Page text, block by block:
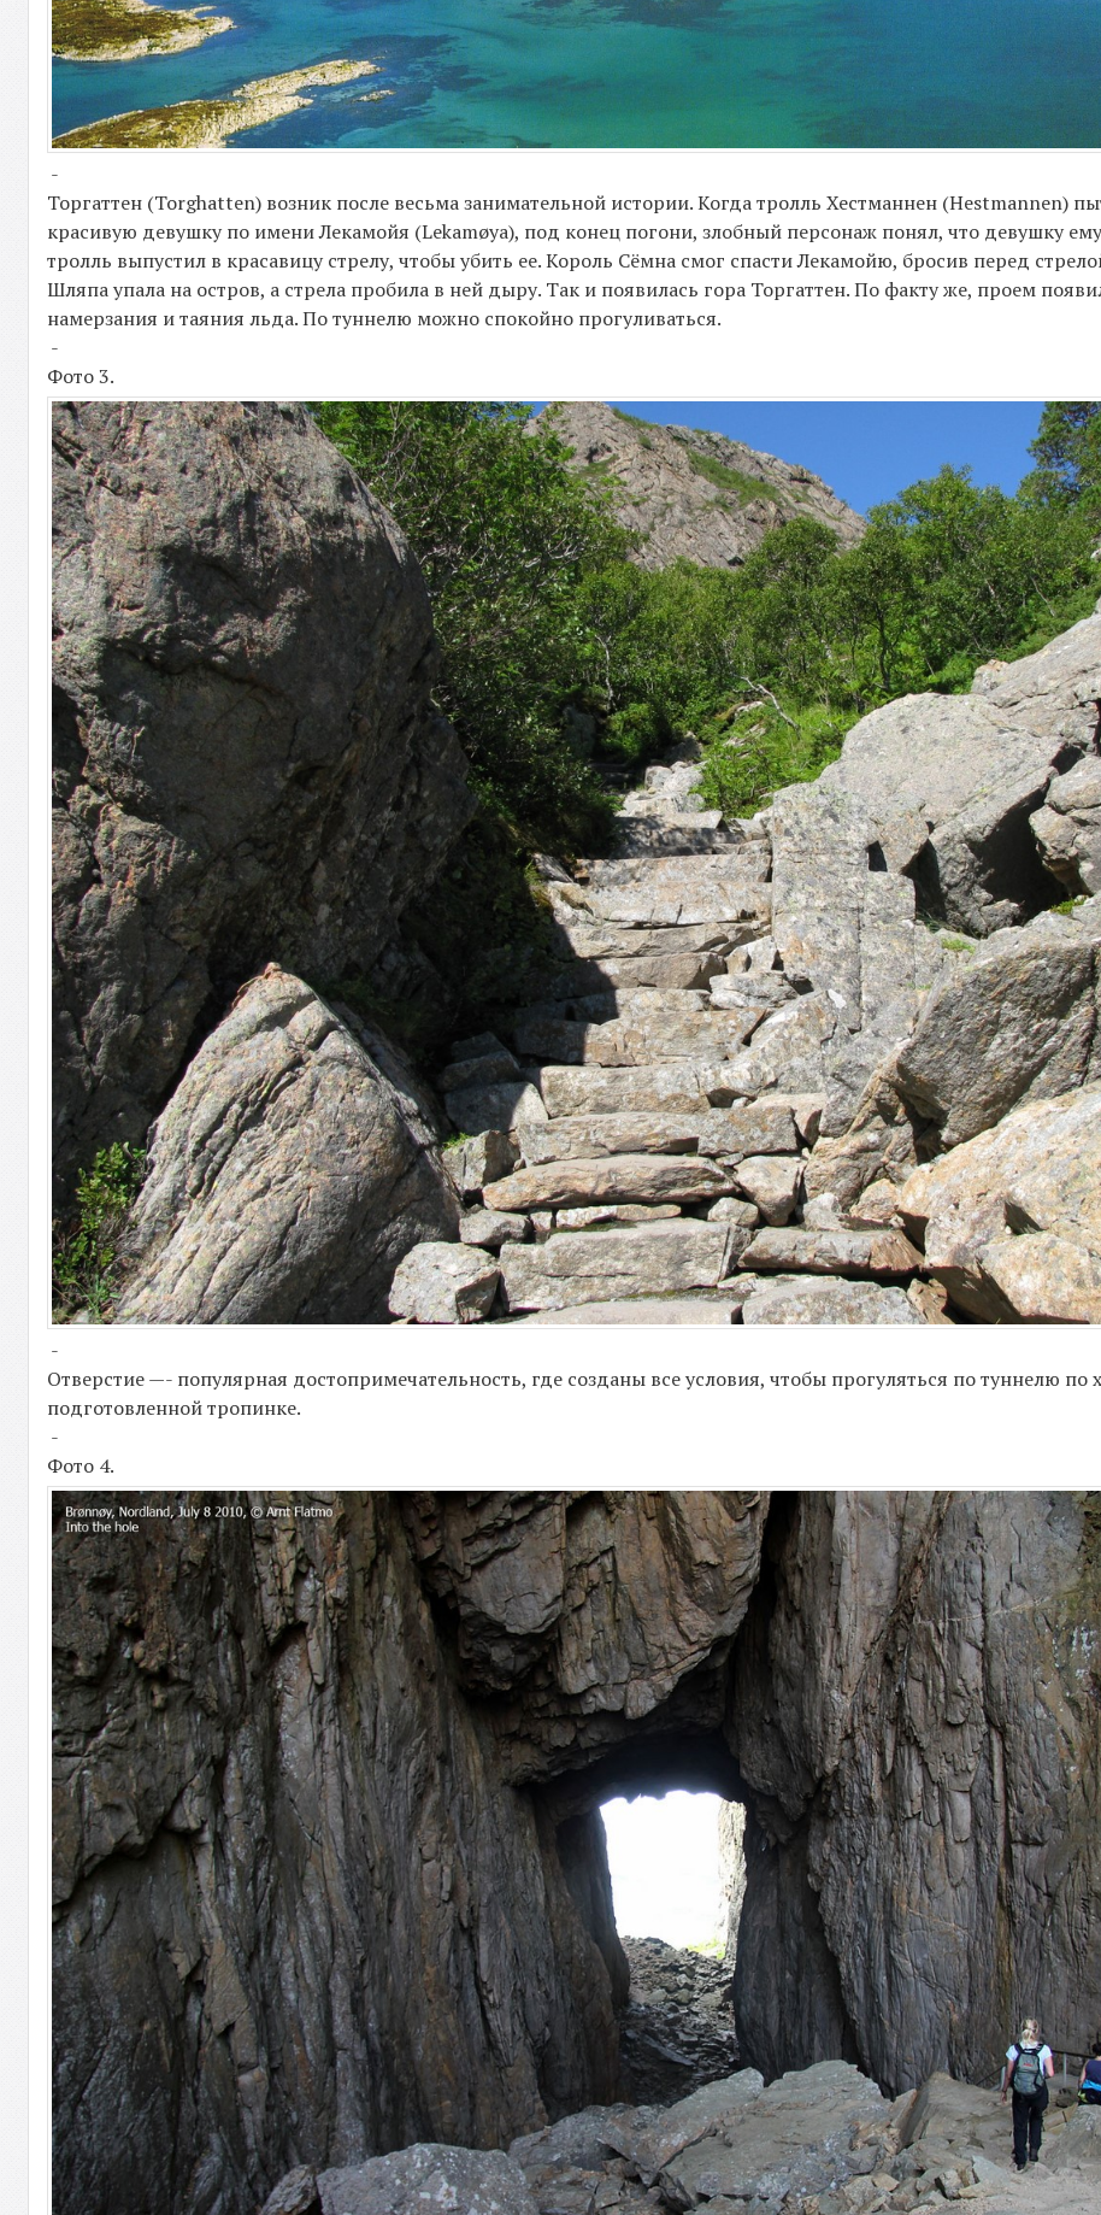
-
Торгаттен (Torghatten) возник после весьма занимательной истории. Когда тролль Хестманнен (Hestmannen)
красивую девушку по имени Лекамойя (Lekamøya), под конец погони, злобный персонаж понял, что девушку
тролль выпустил в красавицу стрелу, чтобы убить ее. Король Сёмна смог спасти Лекамойю, бросив перед
Шляпа упала на остров, а стрела пробила в ней дыру. Так и появилась гора Торгаттен. По факту же, проем
намерзания и таяния льда. По туннелю можно спокойно прогуливаться.
-
Фото 3.
-
Отверстие —- популярная достопримечательность, где созданы все условия, чтобы прогуляться по туннелю по
подготовленной тропинке.
-
Фото 4.